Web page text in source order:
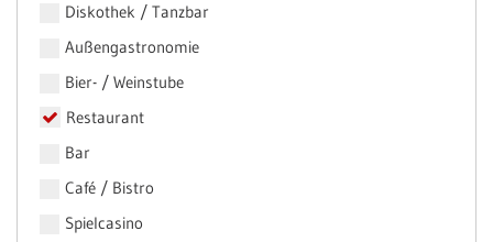
Diskothek / Tanzbar
Außengastronomie
Bier- / Weinstube
Restaurant
Bar
Café / Bistro
Spielcasino